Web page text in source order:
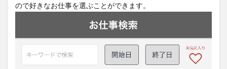
ので好きなお仕事を選ぶことができます。